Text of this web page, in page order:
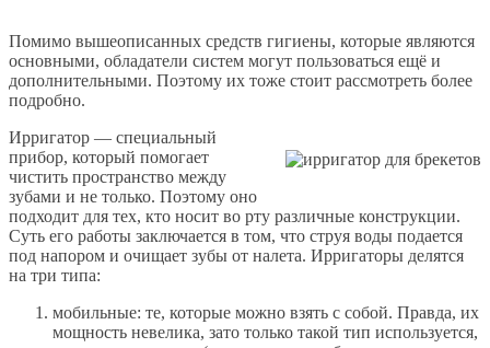
Помимо вышеописанных средств гигиены, которые являются
основными, обладатели систем могут пользоваться ещё и
дополнительными. Поэтому их тоже стоит рассмотреть более
подробно.
Ирригатор — специальный
прибор, который помогает
чистить пространство между
зубами и не только. Поэтому оно
подходит для тех, кто носит во рту различные конструкции.
Суть его работы заключается в том, что струя воды подается
под напором и очищает зубы от налета. Ирригаторы делятся
на три типа:
мобильные: те, которые можно взять с собой. Правда, их
мощность невелика, зато только такой тип используется,